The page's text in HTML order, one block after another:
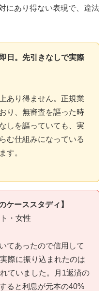
にあり得ない表現で、違法
日。先引きなしで実際
あり得ません。正規業
り、無審査を謳った時
しを謳っていても、実
む仕組みになっている
す。
ケーススタディ】
・女性
てあったので信用して
際に振り込まれたのは
ていました。月1返済の
ると利息が元本の40%